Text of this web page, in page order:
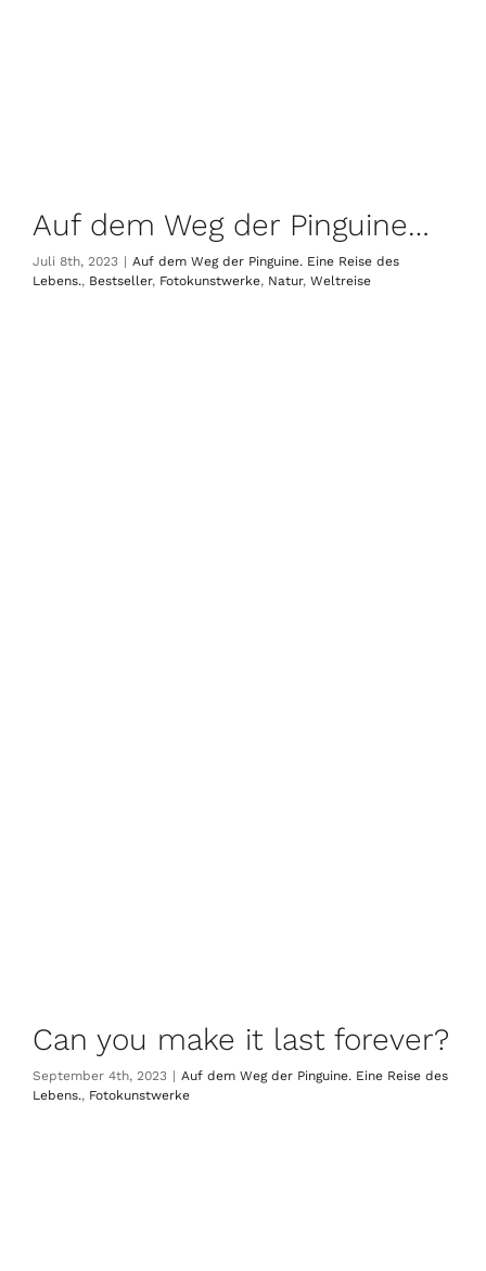
Auf dem Weg der Pinguine…
Juli 8th, 2023 | Auf dem Weg der Pinguine. Eine Reise des
Lebens., Bestseller, Fotokunstwerke, Natur, Weltreise
Can you make it last forever?
September 4th, 2023 | Auf dem Weg der Pinguine. Eine Reise des
Lebens., Fotokunstwerke